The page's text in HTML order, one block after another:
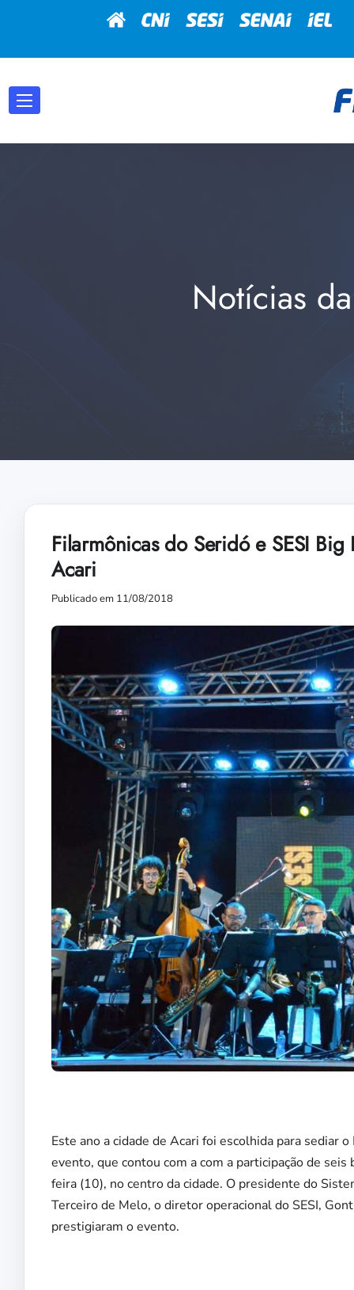
Notícias
Filarmônicas do Seridó e SESI
Acari
Publicado em 11/08/2018
Este ano a cidade de Acari foi escolhida para sediar
evento, que contou com a com a participação de
feira (10), no centro da cidade. O presidente do
Terceiro de Melo, o diretor operacional do SESI,
prestigiaram o evento.